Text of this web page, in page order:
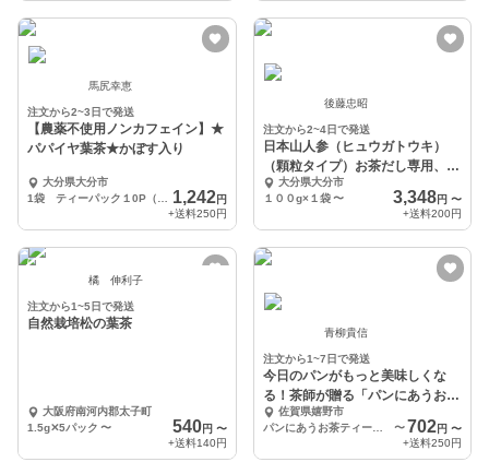
馬尻幸恵
注文から2~3日で発送
【農薬不使用ノンカフェイン】★
パパイヤ葉茶★かぼす入り
大分県大分市
1,242円
+送料250円
後藤忠昭
注文から2~4日で発送
日本山人参（ヒュウガトウキ）
（顆粒タイプ）お茶だし専用、
農薬化学肥料使用なし
大分県大分市
１００g×１袋 〜 3,348円 〜
+送料200円
橘 伸利子
注文から1~5日で発送
自然栽培松の葉茶
大阪府南河内郡太子町
1.5g✕5パック 〜 540円 〜
+送料140円
青柳貴信
注文から1~7日で発送
今日のパンがもっと美味しくな
る！茶師が贈る「パンにあうお
茶」【手軽なティーバッグ
佐賀県嬉野市
パンにあうお茶ティーパック20ｇ（2ｇ×10）×1袋
〜702円 〜
+送料250円